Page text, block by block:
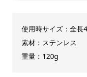
使用時サイズ：全長
素材：ステンレス
重量：120g